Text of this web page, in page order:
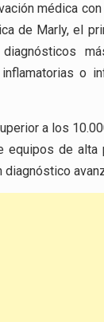
médica
de Marly, el
o
a los
de